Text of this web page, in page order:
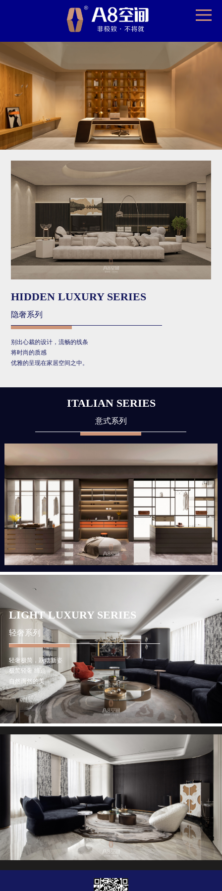
HIDDEN LUXURY SERIES
隐奢系列
别出心裁的设计，流畅的线条
将时尚的质感
优雅的呈现在家居空间之中。
ITALIAN SERIES
意式系列
LIGHT LUXURY SERIES
轻奢系列
轻奢极简，跃动新姿
极简轻奢 缔造
自然而然的美